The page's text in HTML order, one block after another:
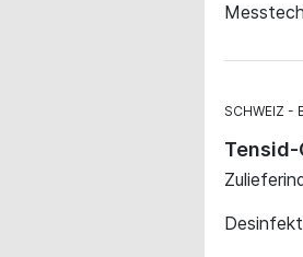
SCHWEIZ
Tensid-